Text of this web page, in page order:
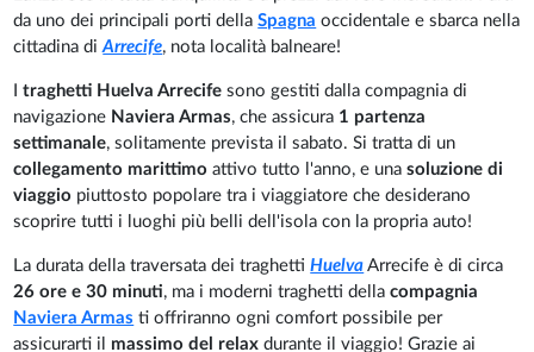
da uno dei principali porti dellaSpagna occidentale e sbarca nella
cittadina diArrecife, nota località balneare!
Itraghetti Huelva Arrecife sono gestiti dalla compagnia di
navigazione Naviera Armas, che assicura 1 partenza
settimanale, solitamente prevista il sabato. Si tratta di un
collegamento marittimo attivo tutto l'anno, e unasoluzione di
viaggio piuttosto popolare tra i viaggiatore che desiderano
scoprire tutti i luoghi più belli dell'isola con la propria auto!
La durata della traversata dei traghettiHuelva Arrecife è di circa
26 ore e 30 minuti, ma i moderni traghetti dellacompagnia
Naviera Armas ti offriranno ogni comfort possibile per
assicurarti il massimo del relax durante il viaggio! Grazie ai